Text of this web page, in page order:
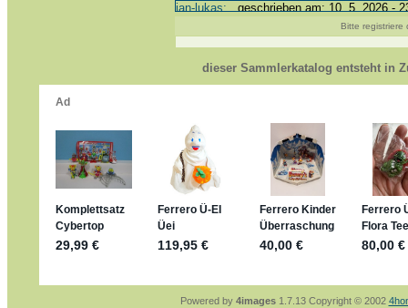
jan-lukas:geschrieben am: 10. 5. 2026 -
Bonsaipanther:geschrieben am: 10. 5.
@ Harald
https://www.ue-ei-portal-
Dein Enkel sollte zur Strafe die nächsten
Für die Figuren VC307, 310, 318 und 326
mein Enkel hat die leider weggeworfen
jan-lukas:
geschrieben am: 29. 4. 2026 -
https://www.ferrero-
sammelspass.de/einladung/
jan-lukas:
geschrieben am: 28. 4. 2026 -
stimmt, jetzt fällt es mir auch ein
geschrieben am: 28. 4.
So habe ich das in Erinnerung ... oder?
Bitte registriere
dieser Sammlerkatalog entsteht in
Powered by 4images1.7.13 Copyright © 2002